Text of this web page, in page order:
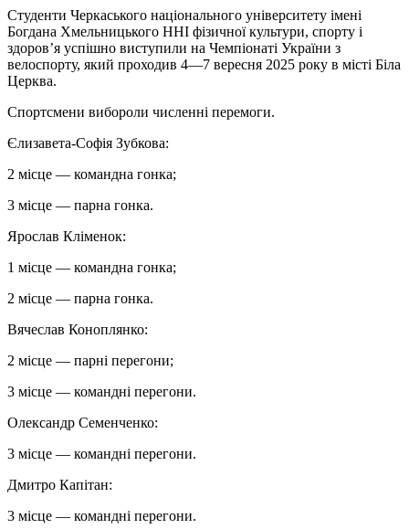
Студенти Черкаського національного університету імені
Богдана Хмельницького ННІ фізичної культури, спорту і
здоровʼя успішно виступили на Чемпіонаті України з
велоспорту, який проходив 4—7 вересня 2025 року в місті Біла
Церква.
Спортсмени вибороли численні перемоги.
Єлизавета-Софія Зубкова:
2 місце — командна гонка;
3 місце — парна гонка.
Ярослав Кліменок:
1 місце — командна гонка;
2 місце — парна гонка.
Вячеслав Коноплянко:
2 місце — парні перегони;
3 місце — командні перегони.
Олександр Семенченко:
3 місце — командні перегони.
Дмитро Капітан:
3 місце — командні перегони.